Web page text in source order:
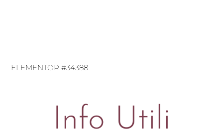
ELEMENTOR #34388
Info Utili